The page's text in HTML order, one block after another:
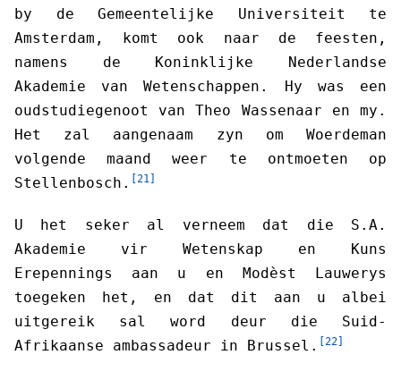
by de Gemeentelijke Universiteit te
Amsterdam, komt ook naar de feesten,
namens de Koninklijke Nederlandse
Akademie van Wetenschappen. Hy was een
oudstudiegenoot van Theo Wassenaar en my.
Het zal aangenaam zyn om Woerdeman
volgende maand weer te ontmoeten op
Stellenbosch.
[21]
U het seker al verneem dat die S.A.
Akademie vir Wetenskap en Kuns
Erepennings aan u en Modèst Lauwerys
toegeken het, en dat dit aan u albei
uitgereik sal word deur die Suid-
Afrikaanse ambassadeur in Brussel.
[22]